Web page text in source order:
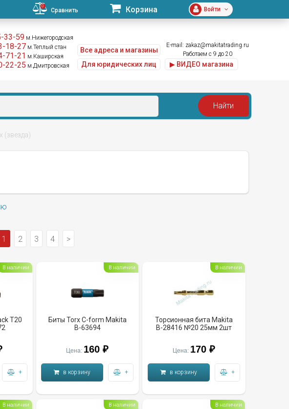
0
Сравнить Корзина Войти
33-59 м.Нижегородская
18-27 м.Теплый стан
71-21 м.Каширская
22-25 м.Дмитровская
Все адреса и магазины
Для юридических лиц
E-mail: zakaz@makitatrading.ru
Работаем с 9 до 20
▶ ВИДЕО магазина
(звезда)
1 2 3 4 >
T20
+
В наличии
Биты Torx C-form Makita
B-63694
Цена: 160 ₽
в корзину +
В наличии
Торсионная бита Makita
B-28416 №20 25мм 2шт
Цена: 170 ₽
в корзину +
В наличии
В наличии В наличии В наличии